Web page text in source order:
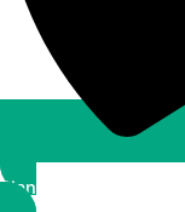
Planera ett besök